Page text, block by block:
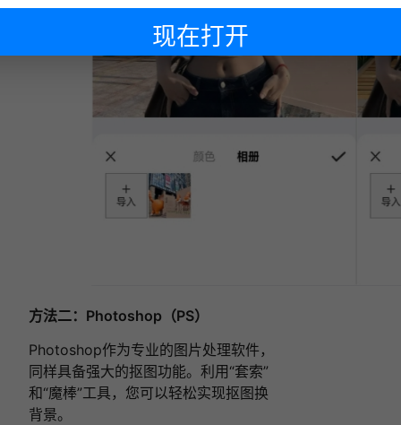
方法二：Photoshop（PS）
Photoshop作为专业的图片处理软件，
同样具备强大的抠图功能。利用“套索”
和“魔棒”工具，您可以轻松实现抠图换
背景。
现在打开
下次再说